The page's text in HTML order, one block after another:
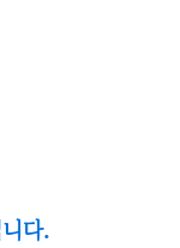
다.